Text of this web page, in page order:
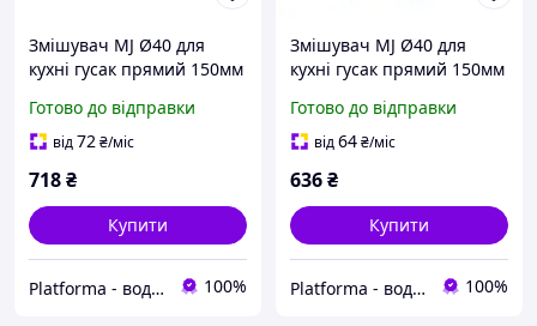
Змішувач MJ Ø40 для
кухні гусак прямий 150мм
1B135C)
Готово до відправки
від72₴/міс
718₴
Купити
Platforma - водопостачання, опалення та каналізація - обладнання та комплектуючі 100%
Змішувач MJ Ø40 для
кухні гусак прямий 150мм
(MJ-2B129C)
Готово до відправки
від64₴/міс
636₴
Купити
Platforma - водопостачання, опалення та каналізація - обладнання та комплектуючі 100%